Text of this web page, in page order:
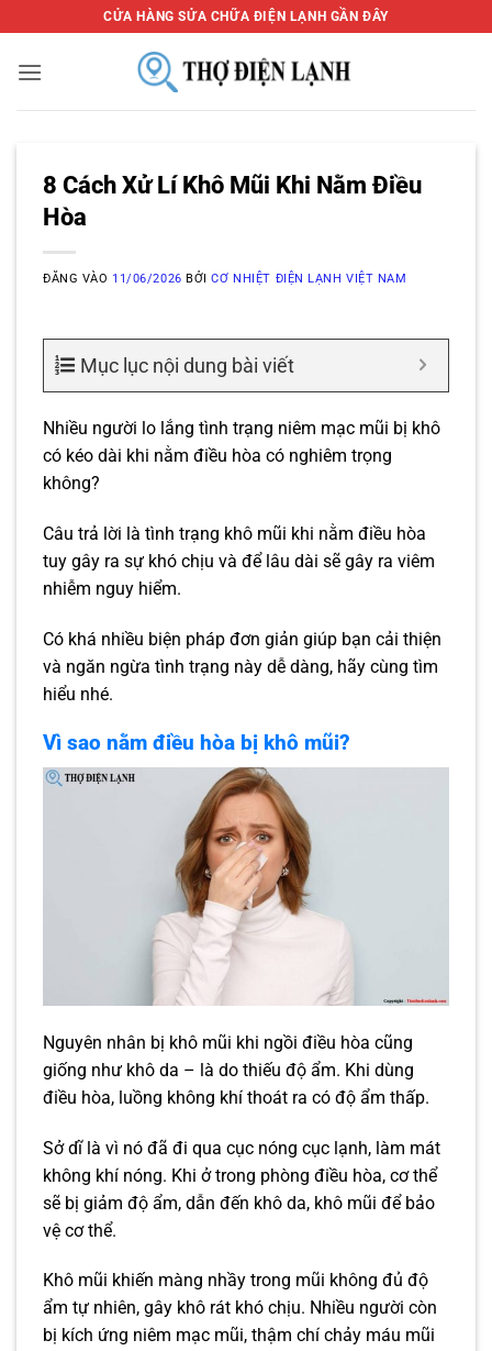
qua
nội
CỬA HÀNG SỬA CHỮA ĐIỆN LẠNH GẦN ĐÂY
8 Cách Xử Lí Khô Mũi Khi Nằm Điều
Hòa
ĐĂNG VÀO 11/06/2026 BỞICƠ NHIỆT ĐIỆN LẠNH VIỆT NAM
Mục lục nội dung bài viết
Nhiều người lo lắng tình trạng niêm mạc mũi bị khô
có kéo dài khi nằm điều hòa có nghiêm trọng
không?
Câu trả lời là tình trạng khô mũi khi nằm điều hòa
tuy gây ra sự khó chịu và để lâu dài sẽ gây ra viêm
nhiễm nguy hiểm.
Có khá nhiều biện pháp đơn giản giúp bạn cải thiện
và ngăn ngừa tình trạng này dễ dàng, hãy cùng tìm
hiểu nhé.
Vì sao nằm điều hòa bị khô mũi?
Nguyên nhân bị khô mũi khi ngồi điều hòa cũng
giống như khô da – là do thiếu độ ẩm. Khi dùng
điều hòa, luồng không khí thoát ra có độ ẩm thấp.
Sở dĩ là vì nó đã đi qua cục nóng cục lạnh, làm mát
không khí nóng. Khi ở trong phòng điều hòa, cơ thể
sẽ bị giảm độ ẩm, dẫn đến khô da, khô mũi để bảo
vệ cơ thể.
Khô mũi khiến màng nhầy trong mũi không đủ độ
ẩm tự nhiên, gây khô rát khó chịu. Nhiều người còn
bị kích ứng niêm mạc mũi, thậm chí chảy máu mũi